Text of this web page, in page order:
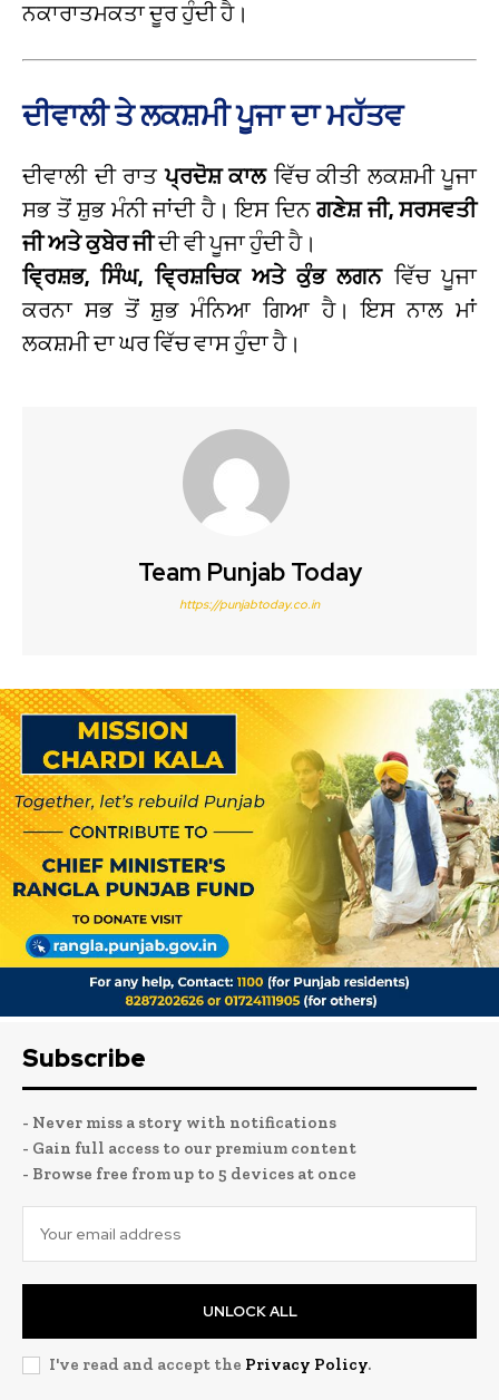
ਨਕਾਰਾਤਮਕਤਾ ਦੂਰ ਹੁੰਦੀ ਹੈ।
ਦੀਵਾਲੀ ਤੇ ਲਕਸ਼ਮੀ ਪੂਜਾ ਦਾ ਮਹੱਤਵ
ਦੀਵਾਲੀ ਦੀ ਰਾਤਪ੍ਰਦੋਸ਼ ਕਾਲਵਿੱਚ ਕੀਤੀ ਲਕਸ਼ਮੀ ਪੂਜਾ
ਸਭ ਤੋਂ ਸ਼ੁਭ ਮੰਨੀ ਜਾਂਦੀ ਹੈ। ਇਸ ਦਿਨਗਣੇਸ਼ ਜੀ, ਸਰਸਵਤੀ
ਜੀ ਅਤੇ ਕੁਬੇਰ ਜੀਦੀ ਵੀ ਪੂਜਾ ਹੁੰਦੀ ਹੈ।
ਵ੍ਰਿਸ਼ਭ, ਸਿੰਘ, ਵ੍ਰਿਸ਼ਚਿਕ ਅਤੇ ਕੁੰਭ ਲਗਨਵਿੱਚ ਪੂਜਾ
ਕਰਨਾ ਸਭ ਤੋਂ ਸ਼ੁਭ ਮੰਨਿਆ ਗਿਆ ਹੈ। ਇਸ ਨਾਲ ਮਾਂ
ਲਕਸ਼ਮੀ ਦਾ ਘਰ ਵਿੱਚ ਵਾਸ ਹੁੰਦਾ ਹੈ।
Team Punjab Today
https://punjabtoday.co.in
Subscribe
- Never miss a story with notifications
- Gain full access to our premium content
- Browse free from up to 5 devices at once
UNLOCK ALL
I've read and accept the Privacy Policy.